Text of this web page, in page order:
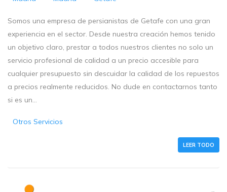
Somos una empresa de persianistas de Getafe con una gran
experiencia en el sector. Desde nuestra creación hemos tenido
un objetivo claro, prestar a todos nuestros clientes no solo un
servicio profesional de calidad a un precio accesible para
cualquier presupuesto sin descuidar la calidad de los repuestos
a precios realmente reducidos. No dude en contactarnos tanto
si es un...
Otros Servicios
LEER TODO